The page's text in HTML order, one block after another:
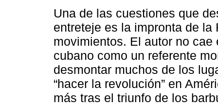
Una de las cuestiones que
entreteje es la impronta de
movimientos. El autor no
cubano como un referente
desmontar muchos de los
“hacer la revolución” en
más tras el triunfo de los